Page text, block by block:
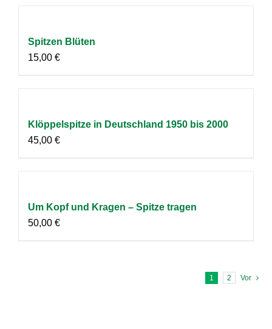
Spitzen Blüten
15,00 €
Klöppelspitze in Deutschland 1950 bis 2000
45,00 €
Um Kopf und Kragen – Spitze tragen
50,00 €
1 2 Vor